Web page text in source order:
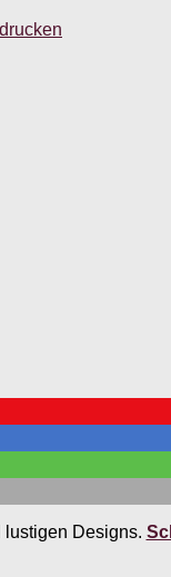
lustigen Designs.